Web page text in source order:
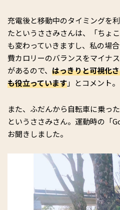
充電後と移動中のタイミングを
たというささみさんは、「ちょ
も変わっていきますし、私の場
費カロリーのバランスをマイナ
があるので、 はっきりと可視化
も役立っています」とコメント。
また、ふだんから自転車に乗っ
というささみさん。運動時の「
お聞きしました。